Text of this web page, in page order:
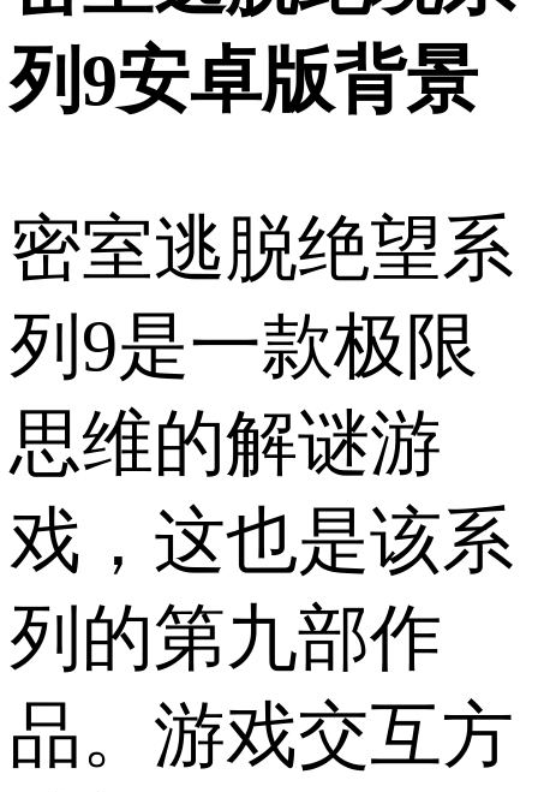
列9安卓版背景
密室逃脱绝望系
列9是一款极限
思维的解谜游
戏，这也是该系
列的第九部作
品。游戏交互方